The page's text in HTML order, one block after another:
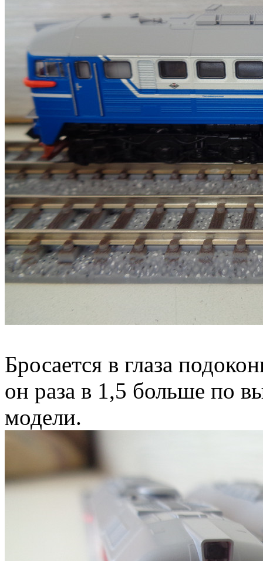
Бросается в глаза
он раза в 1,5 больше по
модели.